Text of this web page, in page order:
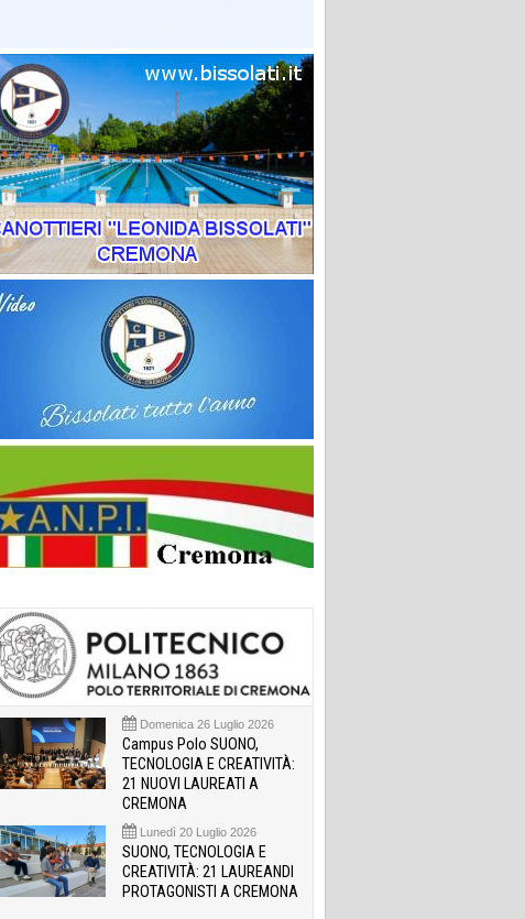
Domenica 26 Luglio 2026
Campus Polo SUONO,
TECNOLOGIA E CREATIVITÀ:
21 NUOVI LAUREATI A
CREMONA
Lunedì 20 Luglio 2026
SUONO, TECNOLOGIA E
CREATIVITÀ: 21 LAUREANDI
PROTAGONISTI A CREMONA